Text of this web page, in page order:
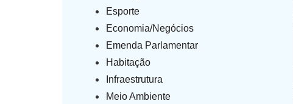
Esporte
Economia/Negócios
Emenda Parlamentar
Habitação
Infraestrutura
Meio Ambiente